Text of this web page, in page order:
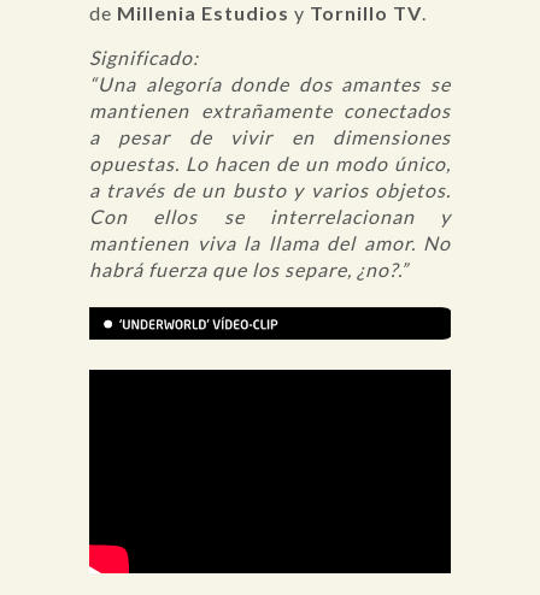
de Millenia Estudios y Tornillo TV.
Significado:
“Una alegoría donde dos amantes se
mantienen extrañamente conectados
a pesar de vivir en dimensiones
opuestas. Lo hacen de un modo único,
a través de un busto y varios objetos.
Con ellos se interrelacionan y
mantienen viva la llama del amor. No
habrá fuerza que los separe, ¿no?.”